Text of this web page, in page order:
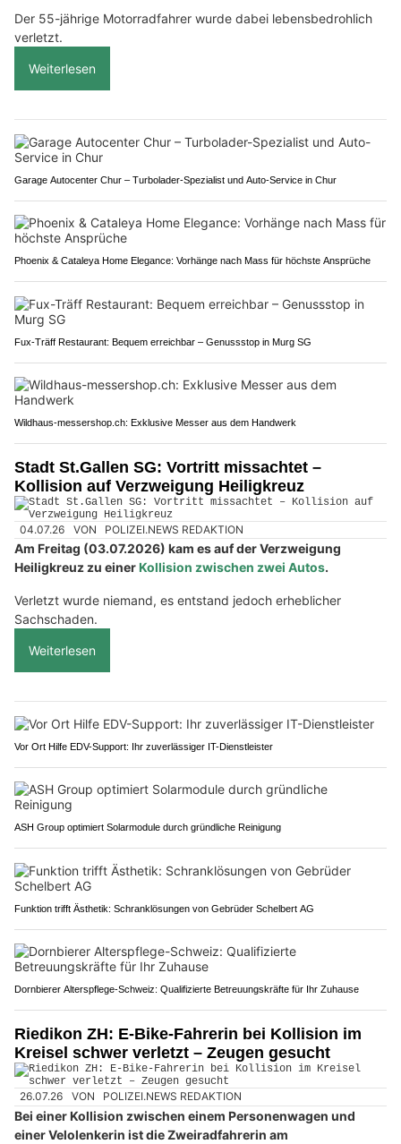
Der 55-jährige Motorradfahrer wurde dabei lebensbedrohlich
verletzt.
Weiterlesen
Garage Autocenter Chur – Turbolader-Spezialist und Auto-Service in Chur
Phoenix & Cataleya Home Elegance: Vorhänge nach Mass für höchste Ansprüche
Fux-Träff Restaurant: Bequem erreichbar – Genussstop in Murg SG
Wildhaus-messershop.ch: Exklusive Messer aus dem Handwerk
Stadt St.Gallen SG: Vortritt missachtet –
Kollision auf Verzweigung Heiligkreuz
04.07.26 VON POLIZEI.NEWS REDAKTION
Am Freitag (03.07.2026) kam es auf der Verzweigung
Heiligkreuz zu einerKollision zwischen zwei Autos.
Verletzt wurde niemand, es entstand jedoch erheblicher
Sachschaden.
Weiterlesen
Vor Ort Hilfe EDV-Support: Ihr zuverlässiger IT-Dienstleister
ASH Group optimiert Solarmodule durch gründliche Reinigung
Funktion trifft Ästhetik: Schranklösungen von Gebrüder Schelbert AG
Dornbierer Alterspflege-Schweiz: Qualifizierte Betreuungskräfte für Ihr Zuhause
Riedikon ZH: E-Bike-Fahrerin bei Kollision im
Kreisel schwer verletzt – Zeugen gesucht
26.07.26 VON POLIZEI.NEWS REDAKTION
Bei einer Kollision zwischen einem Personenwagen und
einer Velolenkerin ist die Zweiradfahrerin am